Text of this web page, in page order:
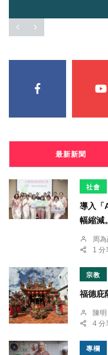
最新新聞
社會
導入「
幅縮減
周
1 分
宗教
福德庇
陳明
4 分
專欄